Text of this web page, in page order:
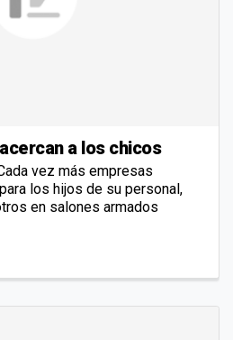
a los chicos
vez más empresas
los hijos de su personal,
en salones armados